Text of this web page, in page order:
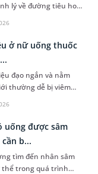
lý về đường tiêu hoá
cụ thể, bác sĩ sẽ
ở nữ uống thuốc
đạo ngắn và nằm
thường dễ bị viêm
giới. Tùy theo nguyên
và...
uống được sâm
b...
tìm đến nhân sâm
thể trong quá trình